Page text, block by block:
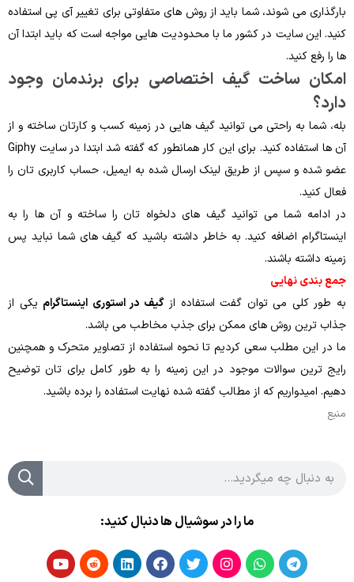
بارگذاری می شوند، شما باید از روش های متفاوتی برای تغییر آی پی استفاده
کنید. این سایت در کشور ما با محدودیت هایی مواجه است که باید ابتدا آن
ها را رفع کنید.
امکان ساخت گیف اختصاصی برای برندمان وجود
دارد؟
بله، شما به راحتی می توانید گیف هایی در زمینه کسب و کارتان ساخته و از
آن ها استفاده کنید. برای این کار همانطور که گفته شد ابتدا در سایت Giphy
عضو شده و سپس از طریق لینک ارسال شده به ایمیل، حساب کاربری تان را
فعال کنید.
در ادامه شما می توانید گیف های دلخواه تان را ساخته و آن ها را به
اینستاگرام اضافه کنید. به خاطر داشته باشید که گیف های شما نباید پس
زمینه داشته باشند.
جمع بندی نهایی
به طور کلی می توان گفت استفاده ازگیف در استوری اینستاگرام یکی از
جذاب ترین روش های ممکن برای جذب مخاطب می باشد.
ما در این مطلب سعی کردیم تا نحوه استفاده از تصاویر متحرک و همچنین
رایج ترین سوالات موجود در این زمینه را به طور کامل برای تان توضیح
دهیم. امیدواریم که از مطالب گفته شده نهایت استفاده را برده باشید.
منبع
ما را در سوشیال ها دنبال کنید: